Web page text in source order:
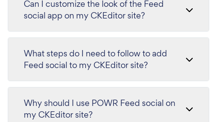
Can I customize the look of the Feed
social app on my CKEditor site?
What steps do I need to follow to add
Feed social to my CKEditor site?
Why should I use POWR Feed social on
my CKEditor site?